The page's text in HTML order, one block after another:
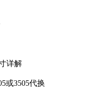
详解
或3505代换